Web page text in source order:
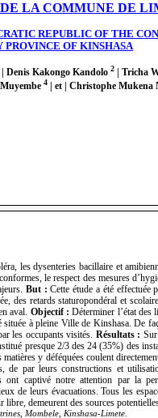
les dysenteries bacillaire et
le respect des mesures
But : Cette étude a été effectuée
des retards staturopondéral et
aval. Objectif :Déterminer l’état
située à pleine Ville de Kinshasa. De
les occupants visités. Résultats :
presque 2/3 des 24 (35%) des
y déféquées coulent
de par leurs constructions et
ont captivé notre attention par la
de leurs évacuations. Tous les
libre, demeurent des sources
Mombele, Kinshasa-Limete.
LA COMMUNE DE
REPUBLIC OF THE
OF KINSHASA
| Denis Kakongo Kandolo 2
| Tricha
4 | et | Christophe Mukena